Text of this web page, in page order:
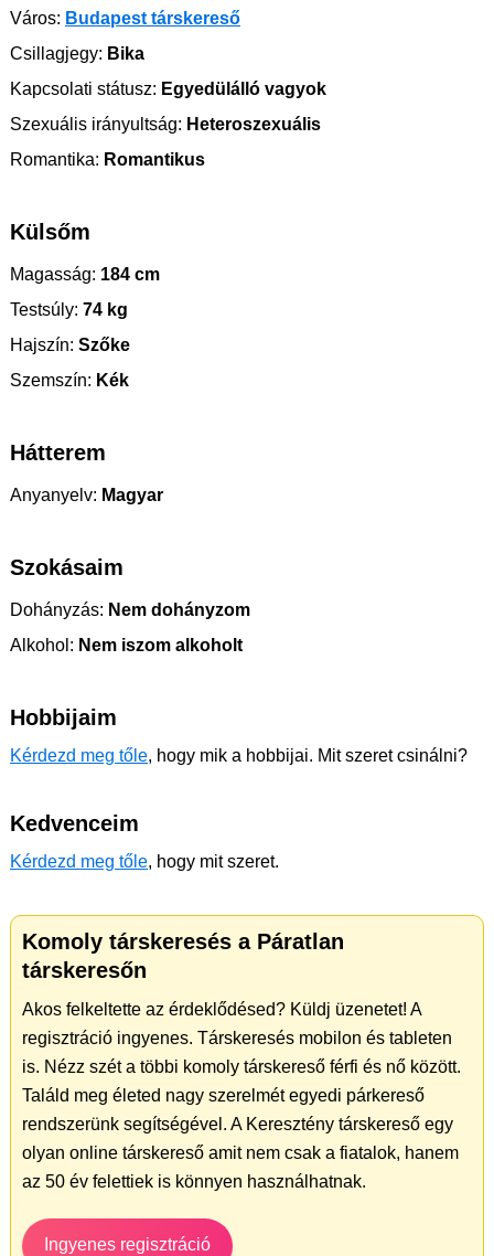
Város: Budapest társkereső
Csillagjegy: Bika
Kapcsolati státusz: Egyedülálló vagyok
Szexuális irányultság: Heteroszexuális
Romantika: Romantikus
Külsőm
Magasság: 184 cm
Testsúly: 74 kg
Hajszín: Szőke
Szemszín: Kék
Hátterem
Anyanyelv: Magyar
Szokásaim
Dohányzás: Nem dohányzom
Alkohol: Nem iszom alkoholt
Hobbijaim
Kérdezd meg tőle, hogy mik a hobbijai. Mit szeret csinálni?
Kedvenceim
Kérdezd meg tőle, hogy mit szeret.
Komoly társkeresés a Páratlan
társkeresőn
Akos felkeltette az érdeklődésed? Küldj üzenetet! A
regisztráció ingyenes. Társkeresés mobilon és tableten
is. Nézz szét a többi komoly társkereső férfi és nő között.
Találd meg életed nagy szerelmét egyedi párkereső
rendszerünk segítségével. A Keresztény társkereső egy
olyan online társkereső amit nem csak a fiatalok, hanem
az 50 év felettiek is könnyen használhatnak.
Ingyenes regisztráció